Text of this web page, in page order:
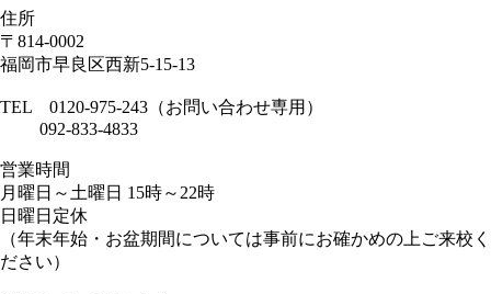
住所
〒814-0002
福岡市早良区西新5-15-13
TEL 0120-975-243（お問い合わせ専用）
092-833-4833
営業時間
月曜日～土曜日 15時～22時
日曜日定休
（年末年始・お盆期間については事前にお確かめの上ご来校く
ださい）